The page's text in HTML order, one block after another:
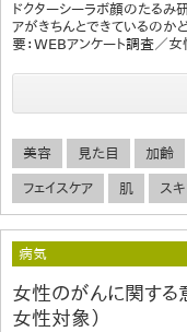
ドクターシーラボ顔のたる
アがきちんとできているのか
要：WEBアンケート調査／
美容 見た目 加齢
フェイスケア 肌 ス
病気
女性のがんに関す
女性対象）